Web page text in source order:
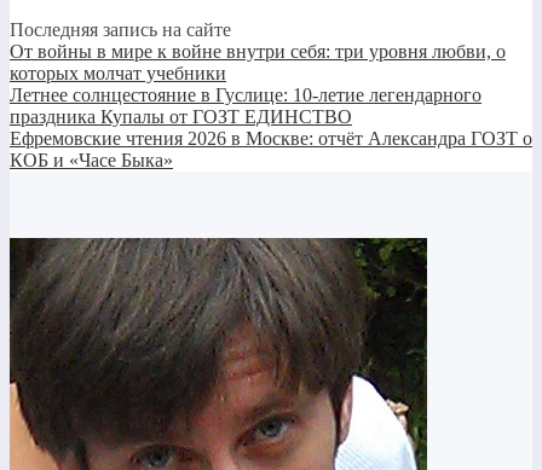
Последняя запись на сайте
От войны в мире к войне внутри себя: три уровня любви, о
которых молчат учебники
Летнее солнцестояние в Гуслице: 10-летие легендарного
праздника Купалы от ГОЗТ ЕДИНСТВО
Ефремовские чтения 2026 в Москве: отчёт Александра ГОЗТ о
КОБ и «Часе Быка»